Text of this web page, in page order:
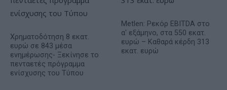
Χρηματοδότηση 8 εκατ.
ευρώ σε 843 μέσα
ενημέρωσης- Ξεκίνησε το
πενταετές πρόγραμμα
ενίσχυσης του Τύπου
Metlen: Ρεκόρ EBITDA στο
α' εξάμηνο, στα 550 εκατ.
ευρώ – Καθαρά κέρδη 313
εκατ. ευρώ